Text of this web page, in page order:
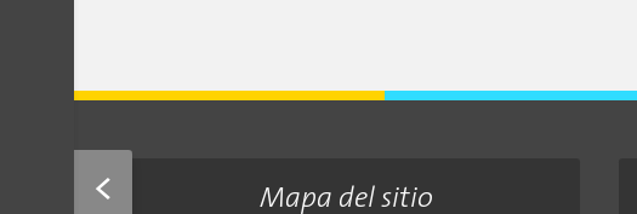
< Mapa del sitio